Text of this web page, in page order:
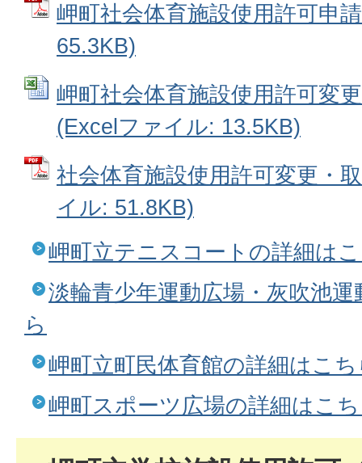
岬町社会体育施設使用許可申
65.3KB)
岬町社会体育施設使用許可変
(Excelファイル: 13.5KB)
社会体育施設使用許可変更・
イル: 51.8KB)
岬町立テニスコートの詳細は
淡輪青少年運動広場・灰吹池
ら
岬町立町民体育館の詳細はこ
岬町スポーツ広場の詳細はこ